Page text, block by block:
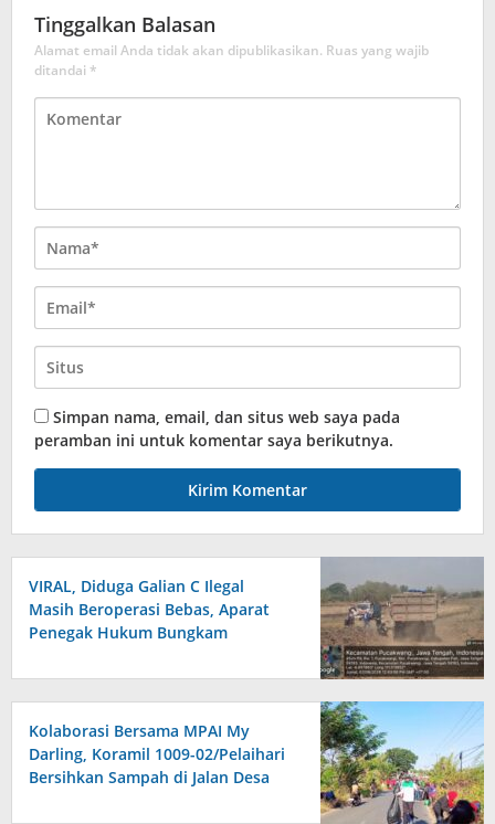
Tinggalkan Balasan
Alamat email Anda tidak akan dipublikasikan. Ruas yang wajib
ditandai *
Simpan nama, email, dan situs web saya pada
peramban ini untuk komentar saya berikutnya.
VIRAL, Diduga Galian C Ilegal
Masih Beroperasi Bebas, Aparat
Penegak Hukum Bungkam
Kolaborasi Bersama MPAI My
Darling, Koramil 1009-02/Pelaihari
Bersihkan Sampah di Jalan Desa